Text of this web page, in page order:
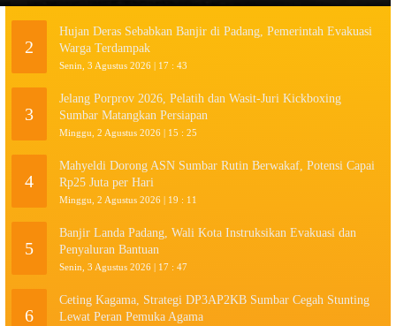
2
Hujan Deras Sebabkan Banjir di Padang, Pemerintah Evakuasi
Warga Terdampak
Senin, 3 Agustus 2026 | 17 : 43
3
Jelang Porprov 2026, Pelatih dan Wasit-Juri Kickboxing
Sumbar Matangkan Persiapan
Minggu, 2 Agustus 2026 | 15 : 25
4
Mahyeldi Dorong ASN Sumbar Rutin Berwakaf, Potensi Capai
Rp25 Juta per Hari
Minggu, 2 Agustus 2026 | 19 : 11
5
Banjir Landa Padang, Wali Kota Instruksikan Evakuasi dan
Penyaluran Bantuan
Senin, 3 Agustus 2026 | 17 : 47
6
Ceting Kagama, Strategi DP3AP2KB Sumbar Cegah Stunting
Lewat Peran Pemuka Agama